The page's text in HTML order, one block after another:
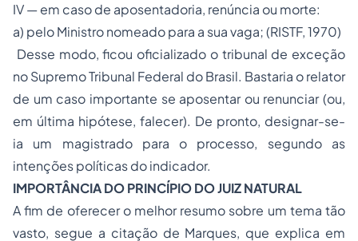
IV — em caso de aposentadoria, renúncia ou morte:
a) pelo Ministro nomeado para a sua vaga;(RISTF, 1970)
Desse modo, ficou oficializado o tribunal de exceção
no Supremo Tribunal Federal do Brasil. Bastaria o relator
de um caso importante se aposentar ou renunciar (ou,
em última hipótese, falecer). De pronto, designar-se-
ia um magistrado para o processo, segundo as
intenções políticas do indicador.
IMPORTÂNCIA DO PRINCÍPIO DO JUIZ NATURAL
A fim de oferecer o melhor resumo sobre um tema tão
vasto, segue a citação de Marques, que explica em